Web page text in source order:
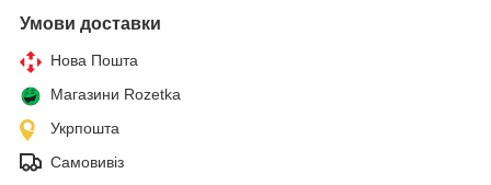
Умови доставки
Нова Пошта
Магазини Rozetka
Укрпошта
Самовивіз